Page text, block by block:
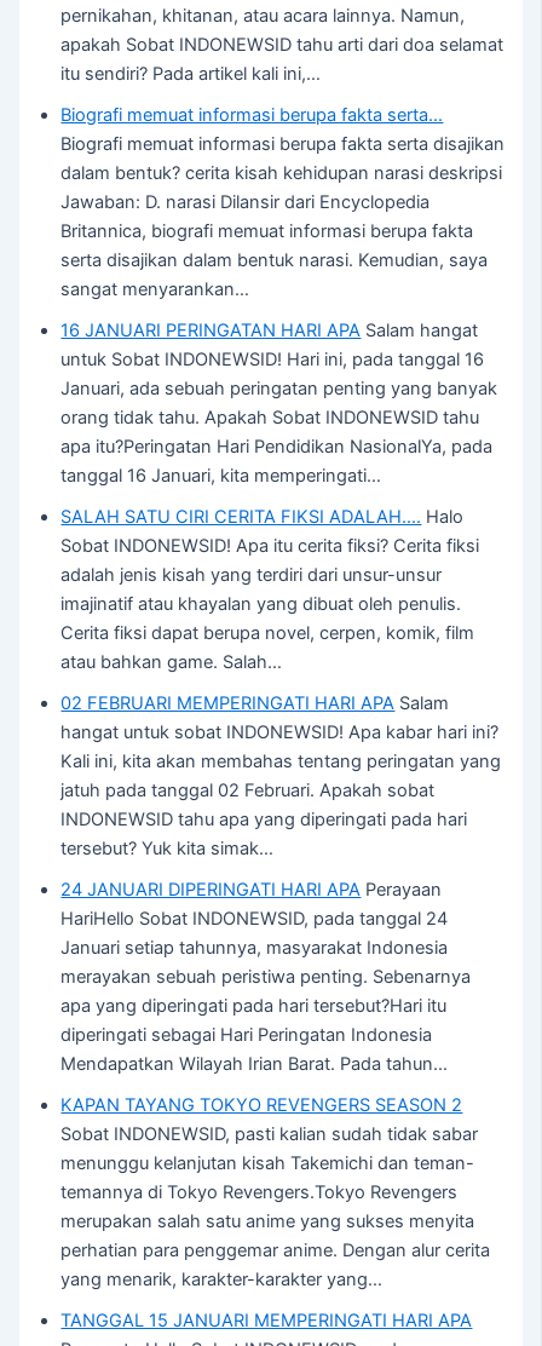
pernikahan, khitanan, atau acara lainnya. Namun,
apakah Sobat INDONEWSID tahu arti dari doa selamat
itu sendiri? Pada artikel kali ini,…
Biografi memuat informasi berupa fakta serta…
Biografi memuat informasi berupa fakta serta disajikan
dalam bentuk? cerita kisah kehidupan narasi deskripsi
Jawaban: D. narasi Dilansir dari Encyclopedia
Britannica, biografi memuat informasi berupa fakta
serta disajikan dalam bentuk narasi. Kemudian, saya
sangat menyarankan…
16 JANUARI PERINGATAN HARI APA Salam hangat
untuk Sobat INDONEWSID! Hari ini, pada tanggal 16
Januari, ada sebuah peringatan penting yang banyak
orang tidak tahu. Apakah Sobat INDONEWSID tahu
apa itu?Peringatan Hari Pendidikan NasionalYa, pada
tanggal 16 Januari, kita memperingati…
SALAH SATU CIRI CERITA FIKSI ADALAH.... Halo
Sobat INDONEWSID! Apa itu cerita fiksi? Cerita fiksi
adalah jenis kisah yang terdiri dari unsur-unsur
imajinatif atau khayalan yang dibuat oleh penulis.
Cerita fiksi dapat berupa novel, cerpen, komik, film
atau bahkan game. Salah…
02 FEBRUARI MEMPERINGATI HARI APA Salam
hangat untuk sobat INDONEWSID! Apa kabar hari ini?
Kali ini, kita akan membahas tentang peringatan yang
jatuh pada tanggal 02 Februari. Apakah sobat
INDONEWSID tahu apa yang diperingati pada hari
tersebut? Yuk kita simak…
24 JANUARI DIPERINGATI HARI APA Perayaan
HariHello Sobat INDONEWSID, pada tanggal 24
Januari setiap tahunnya, masyarakat Indonesia
merayakan sebuah peristiwa penting. Sebenarnya
apa yang diperingati pada hari tersebut?Hari itu
diperingati sebagai Hari Peringatan Indonesia
Mendapatkan Wilayah Irian Barat. Pada tahun…
KAPAN TAYANG TOKYO REVENGERS SEASON 2
Sobat INDONEWSID, pasti kalian sudah tidak sabar
menunggu kelanjutan kisah Takemichi dan teman-
temannya di Tokyo Revengers.Tokyo Revengers
merupakan salah satu anime yang sukses menyita
perhatian para penggemar anime. Dengan alur cerita
yang menarik, karakter-karakter yang…
TANGGAL 15 JANUARI MEMPERINGATI HARI APA